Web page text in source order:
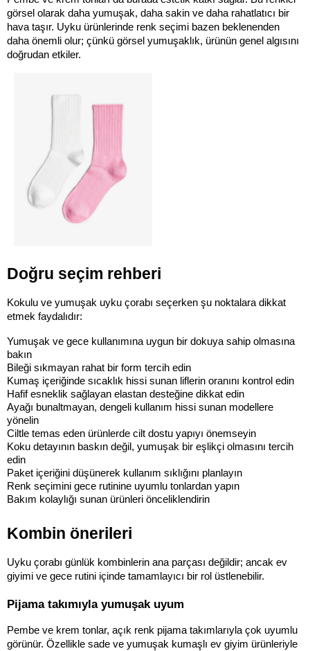
görsel olarak daha yumuşak, daha sakin ve daha rahatlatıcı bir
hava taşır. Uyku ürünlerinde renk seçimi bazen beklenenden
daha önemli olur; çünkü görsel yumuşaklık, ürünün genel algısını
doğrudan etkiler.
Doğru seçim rehberi
Kokulu ve yumuşak uyku çorabı seçerken şu noktalara dikkat
etmek faydalıdır:
Yumuşak ve gece kullanımına uygun bir dokuya sahip olmasına
bakın
Bileği sıkmayan rahat bir form tercih edin
Kumaş içeriğinde sıcaklık hissi sunan liflerin oranını kontrol edin
Hafif esneklik sağlayan elastan desteğine dikkat edin
Ayağı bunaltmayan, dengeli kullanım hissi sunan modellere
yönelin
Ciltle temas eden ürünlerde cilt dostu yapıyı önemseyin
Koku detayının baskın değil, yumuşak bir eşlikçi olmasını tercih
edin
Paket içeriğini düşünerek kullanım sıklığını planlayın
Renk seçimini gece rutinine uyumlu tonlardan yapın
Bakım kolaylığı sunan ürünleri önceliklendirin
Kombin önerileri
Uyku çorabı günlük kombinlerin ana parçası değildir; ancak ev
giyimi ve gece rutini içinde tamamlayıcı bir rol üstlenebilir.
Pijama takımıyla yumuşak uyum
Pembe ve krem tonlar, açık renk pijama takımlarıyla çok uyumlu
görünür. Özellikle sade ve yumuşak kumaşlı ev giyim ürünleriyle